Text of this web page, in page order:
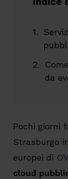
da
Pochi giorni
Strasburgo
europei di
cloud